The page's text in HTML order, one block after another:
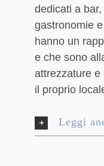
dedicati a
gastronomie
hanno un
e che sono
attrezzature e
il proprio
Leggi